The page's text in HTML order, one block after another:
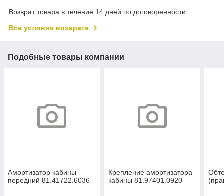
Возврат товара в течение 14 дней по договоренности
Все условия возврата
Подобные товары компании
Амортизатор кабины
передний 81.41722.6036
Крепление амортизатора
кабины 81.97401.0920